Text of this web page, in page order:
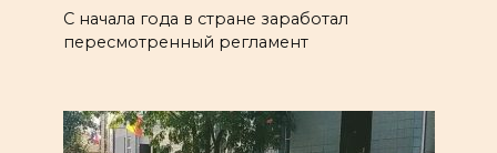
С начала года в стране заработал
пересмотренный регламент